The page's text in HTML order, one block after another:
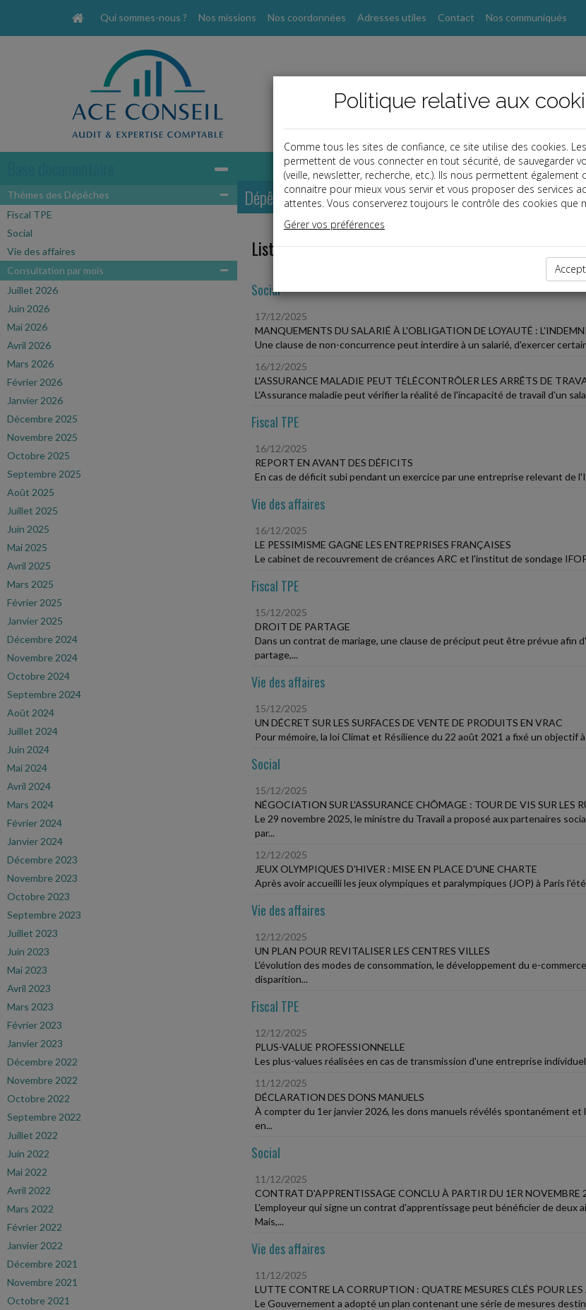
Qui sommes-nous ? Nos missions Nos coordonnées Adresses utiles Contact Nos communiqués
Thémes des Dépêches
Fiscal TPE
Social
Vie des affaires
Consultation par mois
Juillet 2026
Juin 2026
Mai 2026
Avril 2026
Mars 2026
Février 2026
Janvier 2026
Décembre 2025
Novembre 2025
Octobre 2025
Septembre 2025
Août 2025
Juillet 2025
Juin 2025
Mai 2025
Avril 2025
Mars 2025
Février 2025
Janvier 2025
Décembre 2024
Novembre 2024
Octobre 2024
Septembre 2024
Août 2024
Juillet 2024
Juin 2024
Mai 2024
Avril 2024
Mars 2024
Février 2024
Janvier 2024
Décembre 2023
Novembre 2023
Octobre 2023
Septembre 2023
Juillet 2023
Juin 2023
Mai 2023
Avril 2023
Mars 2023
Février 2023
Janvier 2023
Décembre 2022
Novembre 2022
Octobre 2022
Septembre 2022
Juillet 2022
Juin 2022
Mai 2022
Avril 2022
Mars 2022
Février 2022
Janvier 2022
Décembre 2021
Novembre 2021
Octobre 2021
Dépêches
Liste des dernières dépêches
Social
17/12/2025
MANQUEMENTS DU SALARIÉ À L'OBLIGATION DE LOYAUTÉ :
Une clause de non-concurrence peut interdire à un salarié, d'exercer
16/12/2025
L'ASSURANCE MALADIE PEUT TÉLÉCONTRÔLER LES ARRÊTS DE
L'Assurance maladie peut vérifier la réalité de l'incapacité de travail d'un
Fiscal TPE
16/12/2025
REPORT EN AVANT DES DÉFICITS
En cas de déficit subi pendant un exercice par une entreprise relevant de
Vie des affaires
16/12/2025
LE PESSIMISME GAGNE LES ENTREPRISES FRANÇAISES
Le cabinet de recouvrement de créances ARC et l'institut de sondage
Fiscal TPE
15/12/2025
DROIT DE PARTAGE
Dans un contrat de mariage, une clause de préciput peut être prévue
partage,...
Vie des affaires
15/12/2025
UN DÉCRET SUR LES SURFACES DE VENTE DE PRODUITS EN VRAC
Pour mémoire, la loi Climat et Résilience du 22 août 2021 a fixé un
Social
15/12/2025
NÉGOCIATION SUR L'ASSURANCE CHÔMAGE : TOUR DE VIS SUR LES
Le 29 novembre 2025, le ministre du Travail a proposé aux partenaires
par...
12/12/2025
JEUX OLYMPIQUES D'HIVER : MISE EN PLACE D'UNE CHARTE
Après avoir accueilli les jeux olympiques et paralympiques (JOP) à Paris
Vie des affaires
12/12/2025
UN PLAN POUR REVITALISER LES CENTRES VILLES
L'évolution des modes de consommation, le développement du e-
disparition...
Fiscal TPE
12/12/2025
PLUS-VALUE PROFESSIONNELLE
Les plus-values réalisées en cas de transmission d'une entreprise
11/12/2025
DÉCLARATION DES DONS MANUELS
À compter du 1er janvier 2026, les dons manuels révélés spontanément
en...
Social
11/12/2025
CONTRAT D'APPRENTISSAGE CONCLU À PARTIR DU 1ER NOVEMBRE
L'employeur qui signe un contrat d'apprentissage peut bénéficier de deux
Mais,...
Vie des affaires
11/12/2025
LUTTE CONTRE LA CORRUPTION : QUATRE MESURES CLÉS POUR
Le Gouvernement a adopté un plan contenant une série de mesures
Politique relative aux
Comme tous les sites de confiance, ce site utilise des cookies.
permettent de vous connecter en tout sécurité, de sauvegarder
(veille, newsletter, recherche, etc.). Ils nous permettent également
connaitre pour mieux vous servir et vous proposer des services
attentes. Vous conserverez toujours le contrôle des cookies que
Gérer vos préférences